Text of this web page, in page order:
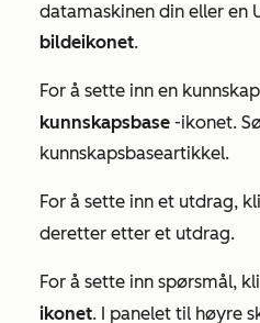
datamaskinen din eller en
bildeikonet.
For å sette inn en
kunnskapsbase -ikonet.
kunnskapsbaseartikkel.
For å sette inn et utdrag,
deretter etter et utdrag.
For å sette inn spørsmål,
ikonet. I panelet til høyre